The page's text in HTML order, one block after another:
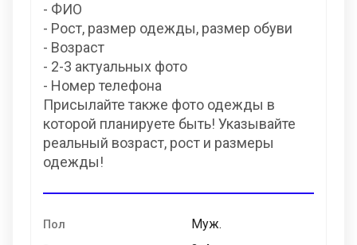
- ФИО
- Рост, размер одежды, размер обуви
- Возраст
- 2-3 актуальных фото
- Номер телефона
Присылайте также фото одежды в
которой планируете быть! Указывайте
реальный возраст, рост и размеры
одежды!
Пол Муж.